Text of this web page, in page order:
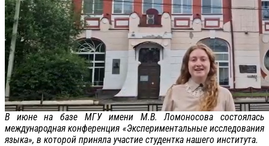
В июне на базе МГУ имени М.В. Ломоносова состоялась
международная конференция «Экспериментальные исследования
языка», в которой приняла участие студентка нашего института.